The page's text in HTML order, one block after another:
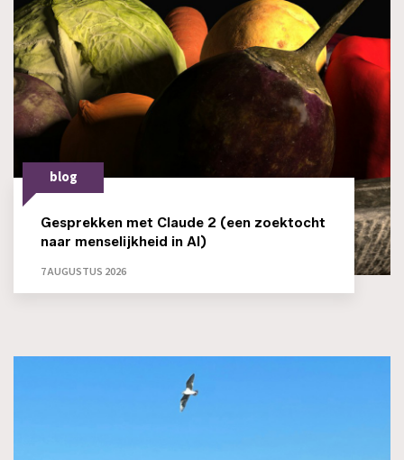
blog
Gesprekken met Claude 2 (een zoektocht
naar menselijkheid in AI)
7 AUGUSTUS 2026